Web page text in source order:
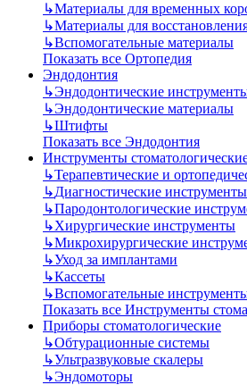
↳Материалы для временных
↳Материалы для
↳Вспомогательные материалы
Показать все Ортопедия
Эндодонтия
↳Эндодонтические
↳Эндодонтические материалы
↳Штифты
Показать все Эндодонтия
Инструменты
↳Терапевтические и
↳Диагностические инструменты
↳Пародонтологические
↳Хирургические инструменты
↳Микрохирургические
↳Уход за имплантами
↳Кассеты
↳Вспомогательные
Показать все Инструменты
Приборы стоматологические
↳Обтурационные системы
↳Ультразвуковые скалеры
↳Эндомоторы